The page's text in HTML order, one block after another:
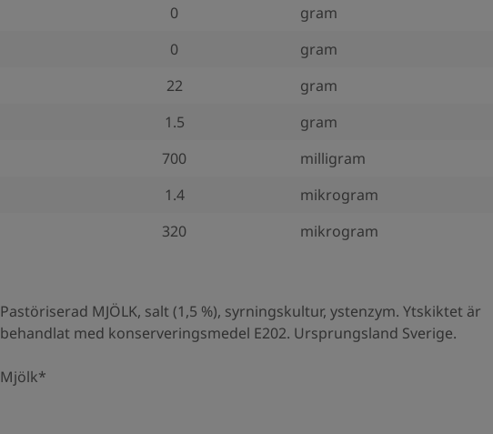
0
gram
0
gram
22
gram
1.5
gram
700
milligram
1.4
mikrogram
320 mikrogram
Pastöriserad MJÖLK, salt (1,5 %), syrningskultur, ystenzym. Ytskiktet är
behandlat med konserveringsmedel E202. Ursprungsland Sverige.
Mjölk*